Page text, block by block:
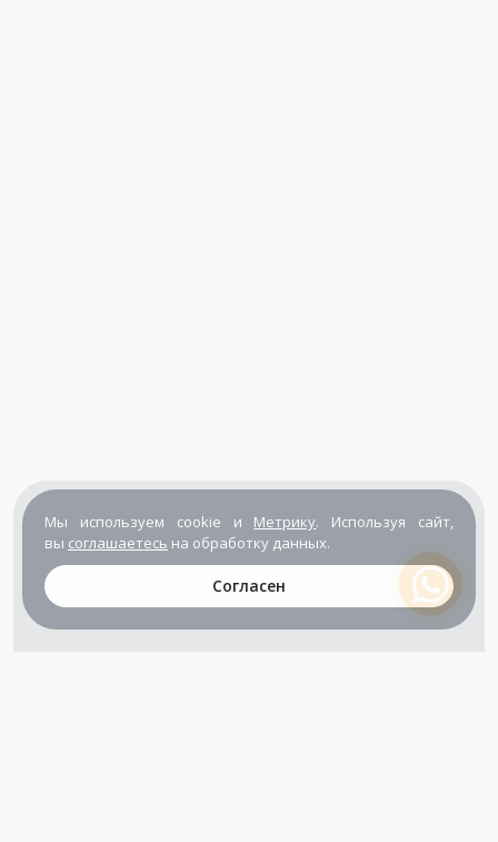
Мы используем cookie и Метрику. Используя сайт,
вы соглашаетесь на обработку данных.
Согласен